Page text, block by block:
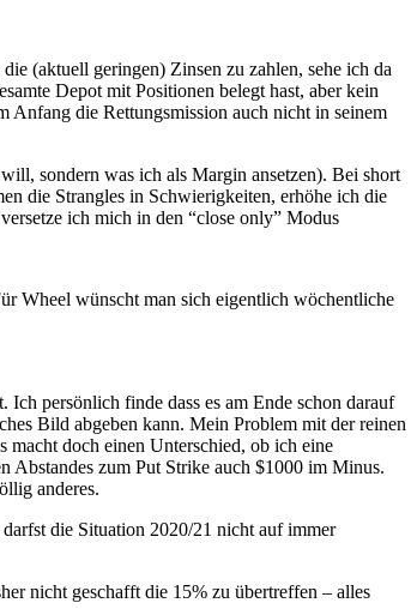
(aktuell geringen) Zinsen zu zahlen, sehe ich da
Depot mit Positionen belegt hast, aber kein
Anfang die Rettungsmission auch nicht in seinem
sondern was ich als Margin ansetzen). Bei short
die Strangles in Schwierigkeiten, erhöhe ich die
ich mich in den “close only” Modus
Wheel wünscht man sich eigentlich wöchentliche
persönlich finde dass es am Ende schon darauf
Bild abgeben kann. Mein Problem mit der reinen
doch einen Unterschied, ob ich eine
Abstandes zum Put Strike auch $1000 im Minus.
anderes.
die Situation 2020/21 nicht auf immer
nicht geschafft die 15% zu übertreffen – alles